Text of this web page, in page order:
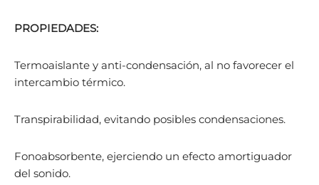
PROPIEDADES:
Termoaislante y anti-condensación, al no favorecer el
intercambio térmico.
Transpirabilidad, evitando posibles condensaciones.
Fonoabsorbente, ejerciendo un efecto amortiguador
del sonido.